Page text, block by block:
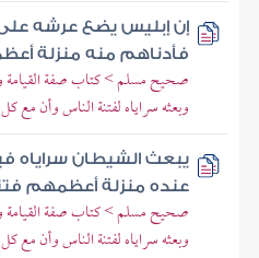
إن إبليس يضع عرشه على
فأدناهم منه منزلة
صحيح مسلم > كتاب صفة القيامة
وبعثه سراياه لفتنة الناس وأن مع
يبعث الشيطان سراياه
عنده منزلة أعظمهم
صحيح مسلم > كتاب صفة القيامة
وبعثه سراياه لفتنة الناس وأن مع